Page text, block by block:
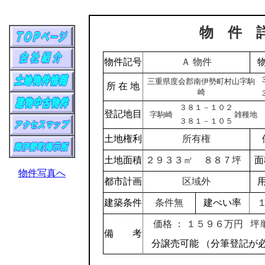
物件写真へ
物 件
物件記号 Ａ 物件
所 在 地
三重県度会郡南伊勢町村山字駒
崎
登記地目 字駒崎
３８１－１０２
雑種地
３８１－１０５
土地権利 所有権
土地面積 ２９３３㎡ ８８７坪
都市計画 区域外
建築条件 条件無 建ぺい率
備 考
価格 ： １５９６万円
坪
分譲売可能 （分筆登記が